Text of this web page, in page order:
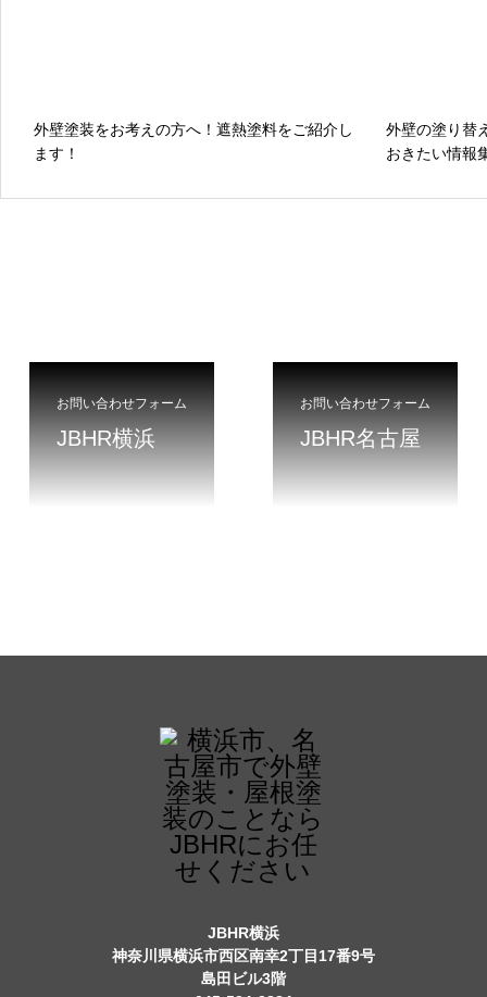
外壁塗装をお考えの方へ！遮熱塗料をご紹介し
ます！
外壁の塗り替
おきたい情報
お問い合わせフォーム
JBHR横浜
お問い合わせフォーム
JBHR名古屋
JBHR横浜
神奈川県横浜市西区南幸2丁目17番9号
島田ビル3階